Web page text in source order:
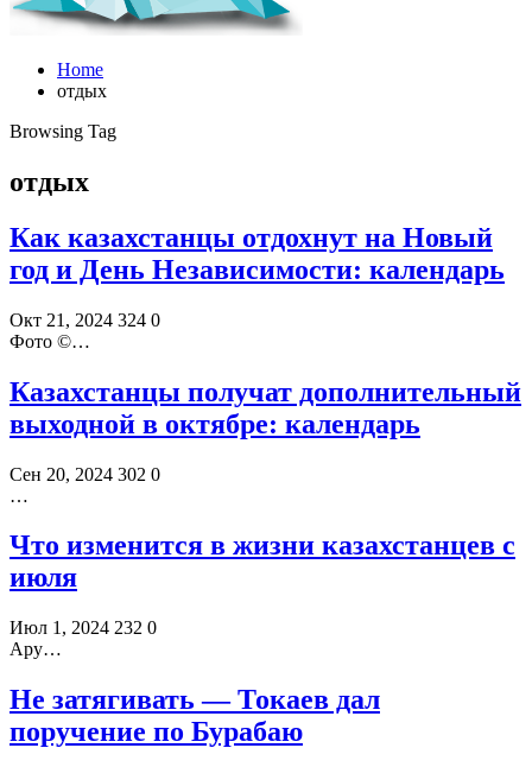
Home
отдых
Browsing Tag
отдых
Как казахстанцы отдохнут на Новый
год и День Независимости: календарь
Окт 21, 2024 324 0
Фото ©️…
Казахстанцы получат дополнительный
выходной в октябре: календарь
Сен 20, 2024 302 0
…
Что изменится в жизни казахстанцев с
июля
Июл 1, 2024 232 0
Ару…
Не затягивать — Токаев дал
поручение по Бурабаю